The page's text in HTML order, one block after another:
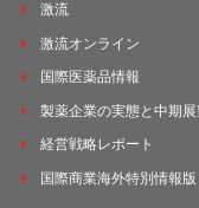
激流
激流オンライン
国際医薬品情報
製薬企業の実態と中期展
経営戦略レポート
国際商業海外特別情報版